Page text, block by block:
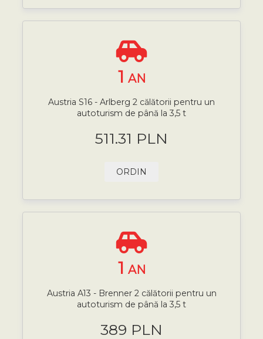
1 AN
Austria S16 - Arlberg 2 călătorii pentru un
autoturism de până la 3,5 t
511.31 PLN
ORDIN
1 AN
Austria A13 - Brenner 2 călătorii pentru un
autoturism de până la 3,5 t
389 PLN